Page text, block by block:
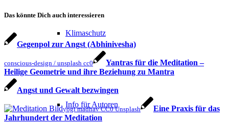
Klimaschutz
Info für Autoren
Das könnte Dich auch interessieren
Gegenpol zur Angst (Abhinivesha)
conscious-design / unsplash cc0
Yantras für die Meditation –
Heilige Geometrie und ihre Beziehung zu Mantra
Angst und Gewalt bezwingen
yogi madhav CC0 Unsplash
Eine Praxis für das
Jahrhundert der Meditation